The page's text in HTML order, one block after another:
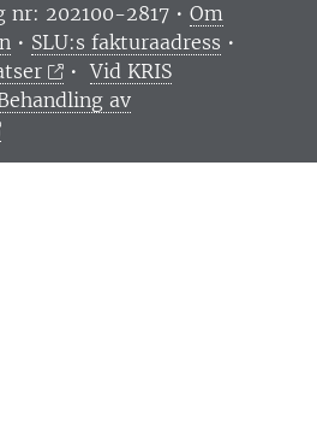
nr: 202100-2817 • Om
• SLU:s fakturaadress •
•Vid KRIS
av